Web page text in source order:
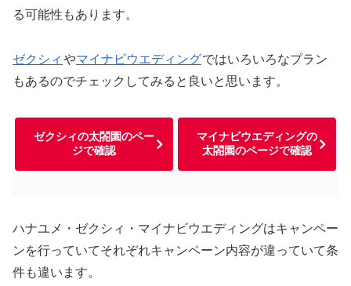
る可能性もあります。
ゼクシィ やマイナビウエディングではいろいろなプラン
もあるのでチェックしてみると良いと思います。
ゼクシィの太閤園のペー
ジで確認
マイナビウエディングの
太閤園のページで確認
ハナユメ・ゼクシィ・マイナビウエディングはキャンペー
ンを行っていてそれぞれキャンペーン内容が違っていて条
件も違います。